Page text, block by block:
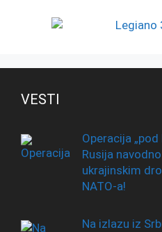
VESTI
Operacija
Rusija
ukrajinskim
NATO-a!
Na izlazu iz